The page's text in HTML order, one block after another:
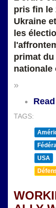
pris fin le
Ukraine
les
primat
nationale
»
TAGS:
USA